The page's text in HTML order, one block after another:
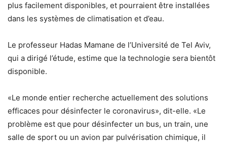
plus facilement disponibles, et pourraient être installées
dans les systèmes de climatisation et d’eau.
Le professeur Hadas Mamane de l’Université de Tel Aviv,
qui a dirigé l’étude, estime que la technologie sera bientôt
disponible.
«Le monde entier recherche actuellement des solutions
efficaces pour désinfecter le coronavirus», dit-elle. «Le
problème est que pour désinfecter un bus, un train, une
salle de sport ou un avion par pulvérisation chimique, il